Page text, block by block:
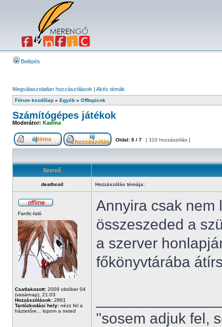
Belépés
Megválaszolatlan hozzászólások | Aktív témák
Fórum kezdőlap » Egyéb » Offtopicok
Számítógépes játékok
Moderátor: Kadma
Oldal: 5 / 7 [ 310 hozzászólás ]
Szerző
deathcoil Hozzászólás témája:
Fanfic-faló
Csatlakozott: 2009 október 04
(vasárnap), 21:03
Hozzászólások: 2861
Tartózkodási hely: nézz fel a
háztetőre... lopom a neted
Annyira csak nem
összeszeded a
a szerver
főkönyvtárába
"sosem adjuk fel,